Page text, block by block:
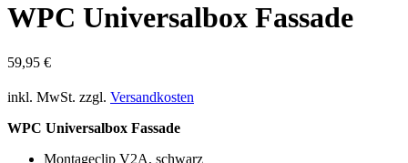
WPC Universalbox Fassade
59,95 €
inkl. MwSt. zzgl. Versandkosten
WPC Universalbox Fassade
Montageclip V2A, schwarz